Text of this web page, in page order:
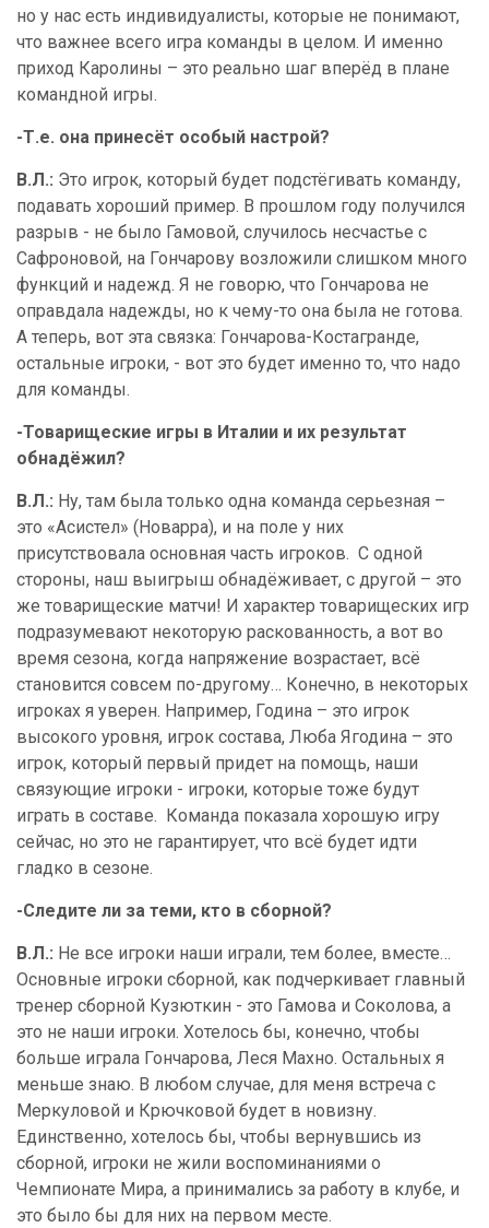
но у нас есть индивидуалисты, которые не понимают,
что важнее всего игра команды в целом. И именно
приход Каролины – это реально шаг вперёд в плане
командной игры.
-Т.е. она принесёт особый настрой?
В.Л.: Это игрок, который будет подстёгивать команду,
подавать хороший пример. В прошлом году получился
разрыв - не было Гамовой, случилось несчастье с
Сафроновой, на Гончарову возложили слишком много
функций и надежд. Я не говорю, что Гончарова не
оправдала надежды, но к чему-то она была не готова.
А теперь, вот эта связка: Гончарова-Костагранде,
остальные игроки, - вот это будет именно то, что надо
для команды.
-Товарищеские игры в Италии и их результат
обнадёжил?
В.Л.: Ну, там была только одна команда серьезная –
это «Асистел» (Новарра), и на поле у них
присутствовала основная часть игроков. С одной
стороны, наш выигрыш обнадёживает, с другой – это
же товарищеские матчи! И характер товарищеских игр
подразумевают некоторую раскованность, а вот во
время сезона, когда напряжение возрастает, всё
становится совсем по-другому… Конечно, в некоторых
игроках я уверен. Например, Година – это игрок
высокого уровня, игрок состава, Люба Ягодина – это
игрок, который первый придет на помощь, наши
связующие игроки - игроки, которые тоже будут
играть в составе. Команда показала хорошую игру
сейчас, но это не гарантирует, что всё будет идти
гладко в сезоне.
-Следите ли за теми, кто в сборной?
В.Л.: Не все игроки наши играли, тем более, вместе…
Основные игроки сборной, как подчеркивает главный
тренер сборной Кузюткин - это Гамова и Соколова, а
это не наши игроки. Хотелось бы, конечно, чтобы
больше играла Гончарова, Леся Махно. Остальных я
меньше знаю. В любом случае, для меня встреча с
Меркуловой и Крючковой будет в новизну.
Единственно, хотелось бы, чтобы вернувшись из
сборной, игроки не жили воспоминаниями о
Чемпионате Мира, а принимались за работу в клубе, и
это было бы для них на первом месте.